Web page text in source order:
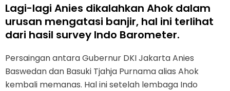
Lagi-lagi Anies dikalahkan Ahok dalam
urusan mengatasi banjir, hal ini terlihat
dari hasil survey Indo Barometer.
Persaingan antara Gubernur DKI Jakarta Anies
Baswedan dan Basuki Tjahja Purnama alias Ahok
kembali memanas. Hal ini setelah lembaga Indo